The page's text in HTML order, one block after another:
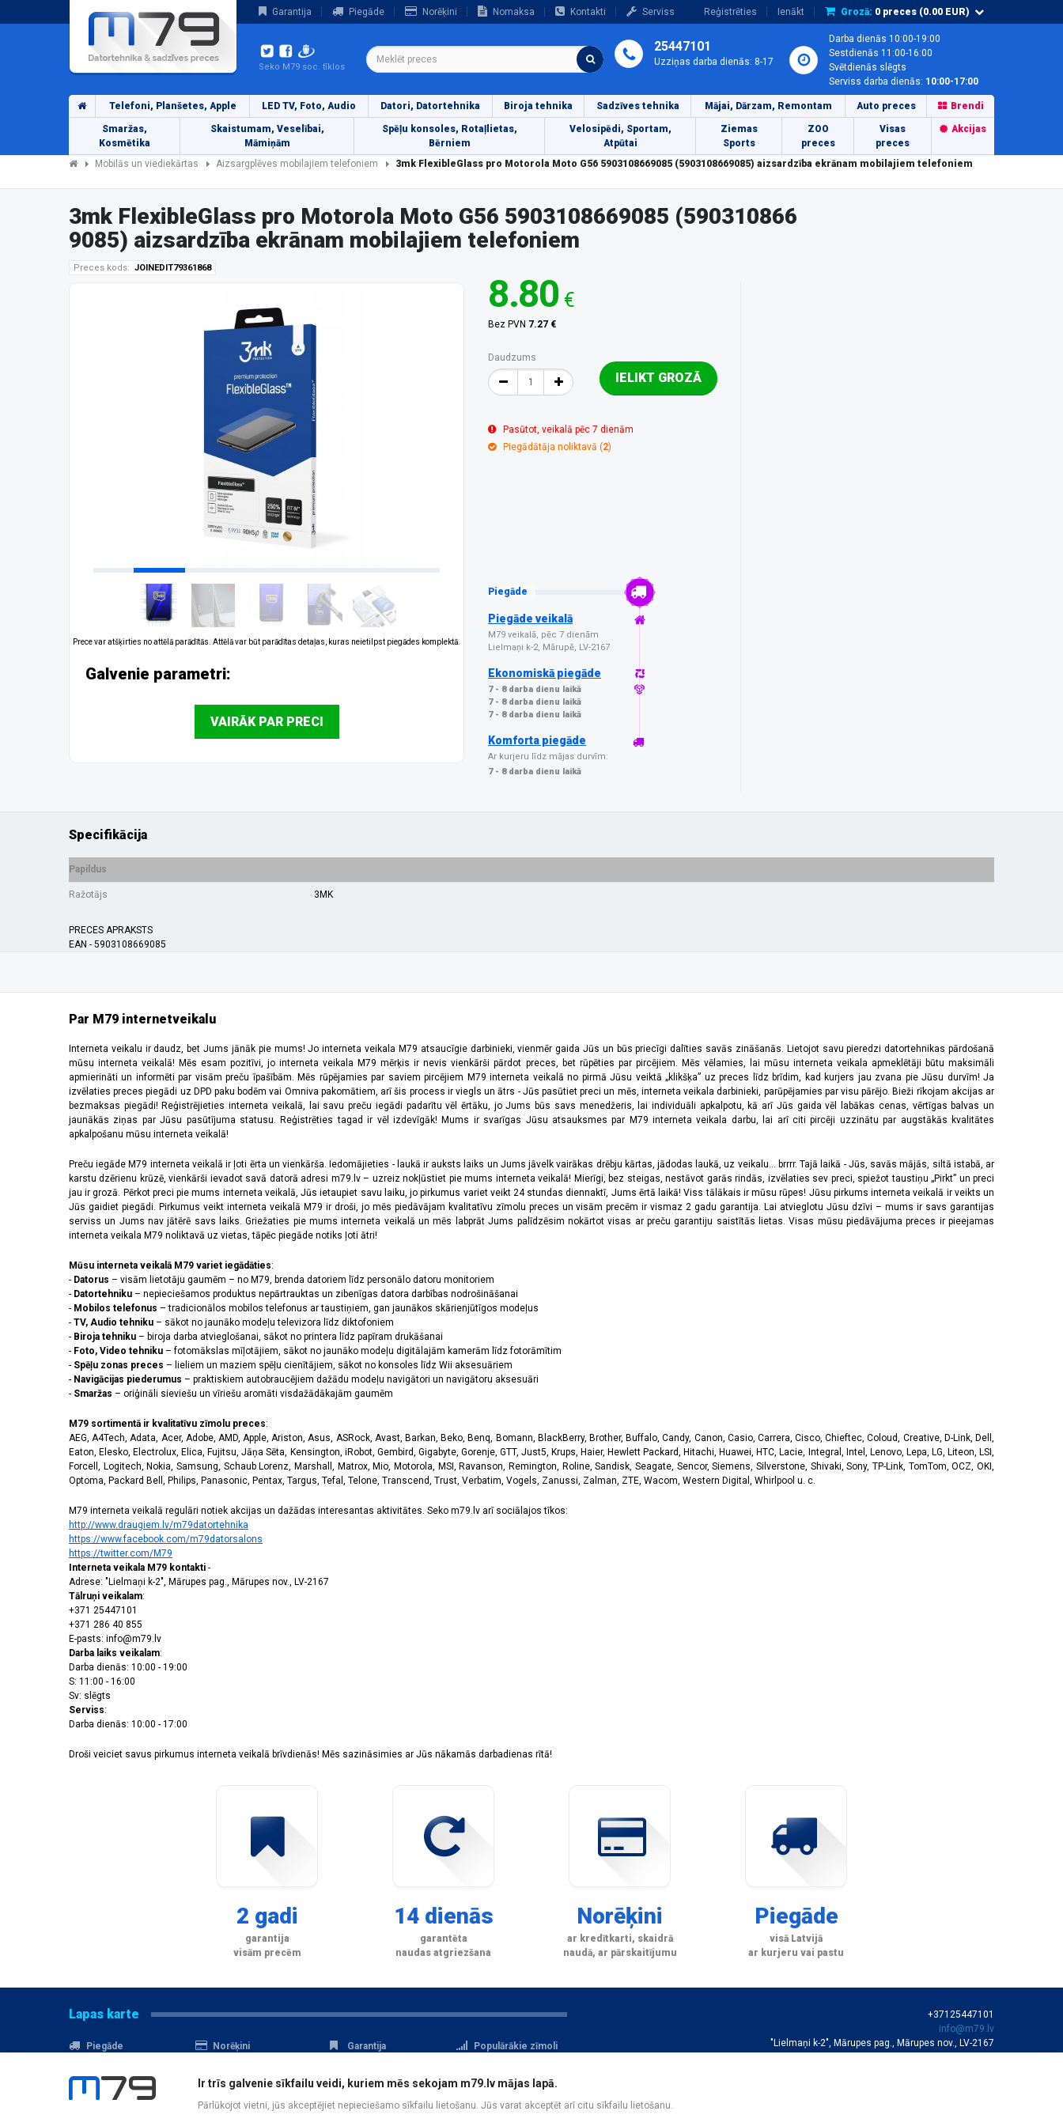
Garantija Piegāde Norēķini Nomaksa Kontakti Serviss Reģistrēties Ienākt Grozā: 0 preces (0.00 EUR)
Seko M79 soc. tīklos
25447101
Uzziņas darba dienās: 8-17
Darba dienās 10:00-19:00
Sestdienās 11:00-16:00
Svētdienās slēgts
Serviss darba dienās: 10:00-17:00
Telefoni, Planšetes, Apple LED TV, Foto, Audio Datori, Datortehnika Biroja tehnika Sadzīves tehnika Mājai, Dārzam, Remontam Auto preces Brendi
Smaržas,
Kosmētika
Skaistumam, Veselībai,
Māmiņām
Spēļu konsoles, Rotaļlietas,
Bērniem
Velosipēdi, Sportam,
Atpūtai
Ziemas
Sports
ZOO
preces
Visas
preces
Akcijas
Mobilās un viediekārtas Aizsargplēves mobilajiem telefoniem 3mk FlexibleGlass pro Motorola Moto G56 5903108669085 (5903108669085) aizsardzība ekrānam mobilajiem telefoniem
3mk FlexibleGlass pro Motorola Moto G56 5903108669085 (590310866
9085) aizsardzība ekrānam mobilajiem telefoniem
Preces kods: JOINEDIT79361868
Prece var atšķirties no attēlā parādītās. Attēlā var būt parādītas detaļas, kuras neietilpst piegādes komplektā.
Galvenie parametri:
VAIRĀK PAR PRECI
8.80 €
Bez PVN 7.27 €
Daudzums
IELIKT GROZĀ
Pasūtot, veikalā pēc 7 dienām
Piegādātāja noliktavā (2)
Piegāde
Piegāde veikalā
M79 veikalā, pēc 7 dienām
Lielmaņi k-2, Mārupē, LV-2167
Ekonomiskā piegāde
7 - 8 darba dienu laikā
7 - 8 darba dienu laikā
7 - 8 darba dienu laikā
Komforta piegāde
Ar kurjeru līdz mājas durvīm:
7 - 8 darba dienu laikā
Specifikācija
Papildus
Ražotājs 3MK
PRECES APRAKSTS
EAN - 5903108669085
Par M79 internetveikalu
Interneta veikalu ir daudz, bet Jums jānāk pie mums! Jo interneta veikala M79 atsaucīgie darbinieki, vienmēr gaida Jūs un būs priecīgi dalīties savās zināšanās. Lietojot savu pieredzi datortehnikas pārdošanā
mūsu interneta veikalā! Mēs esam pozitīvi, jo interneta veikala M79 mērķis ir nevis vienkārši pārdot preces, bet rūpēties par pircējiem. Mēs vēlamies, lai mūsu interneta veikala apmeklētāji būtu maksimāli
apmierināti un informēti par visām preču īpašībām. Mēs rūpējamies par saviem pircējiem M79 interneta veikalā no pirmā Jūsu veiktā „klikšķa” uz preces līdz brīdim, kad kurjers jau zvana pie Jūsu durvīm! Ja
izvēlaties preces piegādi uz DPD paku bodēm vai Omniva pakomātiem, arī šis process ir viegls un ātrs - Jūs pasūtiet preci un mēs, interneta veikala darbinieki, parūpējamies par visu pārējo. Bieži rīkojam akcijas ar
bezmaksas piegādi! Reģistrējieties interneta veikalā, lai savu preču iegādi padarītu vēl ērtāku, jo Jums būs savs menedžeris, lai individuāli apkalpotu, kā arī Jūs gaida vēl labākas cenas, vērtīgas balvas un
jaunākās ziņas par Jūsu pasūtījuma statusu. Reģistrēties tagad ir vēl izdevīgāk! Mums ir svarīgas Jūsu atsauksmes par M79 interneta veikala darbu, lai arī citi pircēji uzzinātu par augstākās kvalitātes
apkalpošanu mūsu interneta veikalā!
Preču iegāde M79 interneta veikalā ir ļoti ērta un vienkārša. Iedomājieties - laukā ir auksts laiks un Jums jāvelk vairākas drēbju kārtas, jādodas laukā, uz veikalu... brrrr. Tajā laikā - Jūs, savās mājās, siltā istabā, ar
karstu dzērienu krūzē, vienkārši ievadot savā datorā adresi m79.lv – uzreiz nokļūstiet pie mums interneta veikalā! Mierīgi, bez steigas, nestāvot garās rindās, izvēlaties sev preci, spiežot taustiņu „Pirkt” un preci
jau ir grozā. Pērkot preci pie mums interneta veikalā, Jūs ietaupiet savu laiku, jo pirkumus variet veikt 24 stundas diennaktī, Jums ērtā laikā! Viss tālākais ir mūsu rūpes! Jūsu pirkums interneta veikalā ir veikts un
Jūs gaidiet piegādi. Pirkumus veikt interneta veikalā M79 ir droši, jo mēs piedāvājam kvalitatīvu zīmolu preces un visām precēm ir vismaz 2 gadu garantija. Lai atvieglotu Jūsu dzīvi – mums ir savs garantijas
serviss un Jums nav jātērē savs laiks. Griežaties pie mums interneta veikalā un mēs labprāt Jums palīdzēsim nokārtot visas ar preču garantiju saistītās lietas. Visas mūsu piedāvājuma preces ir pieejamas
interneta veikala M79 noliktavā uz vietas, tāpēc piegāde notiks ļoti ātri!
Mūsu interneta veikalā M79 variet iegādāties:
- Datorus – visām lietotāju gaumēm – no M79, brenda datoriem līdz personālo datoru monitoriem
- Datortehniku – nepieciešamos produktus nepārtrauktas un zibenīgas datora darbības nodrošināšanai
- Mobilos telefonus – tradicionālos mobilos telefonus ar taustiņiem, gan jaunākos skārienjūtīgos modeļus
- TV, Audio tehniku – sākot no jaunāko modeļu televizora līdz diktofoniem
- Biroja tehniku – biroja darba atvieglošanai, sākot no printera līdz papīram drukāšanai
- Foto, Video tehniku – fotomākslas mīļotājiem, sākot no jaunāko modeļu digitālajām kamerām līdz fotorāmītim
- Spēļu zonas preces – lieliem un maziem spēļu cienītājiem, sākot no konsoles līdz Wii aksesuāriem
- Navigācijas piederumus – praktiskiem autobraucējiem dažādu modeļu navigātori un navigātoru aksesuāri
- Smaržas – oriģināli sieviešu un vīriešu aromāti visdažādākajām gaumēm
M79 sortimentā ir kvalitatīvu zīmolu preces:
AEG, A4Tech, Adata, Acer, Adobe, AMD, Apple, Ariston, Asus, ASRock, Avast, Barkan, Beko, Benq, Bomann, BlackBerry, Brother, Buffalo, Candy, Canon, Casio, Carrera, Cisco, Chieftec, Coloud, Creative, D-Link, Dell,
Eaton, Elesko, Electrolux, Elica, Fujitsu, Jāņa Sēta, Kensington, iRobot, Gembird, Gigabyte, Gorenje, GTT, Just5, Krups, Haier, Hewlett Packard, Hitachi, Huawei, HTC, Lacie, Integral, Intel, Lenovo, Lepa, LG, Liteon, LSI,
Forcell, Logitech, Nokia, Samsung, Schaub Lorenz, Marshall, Matrox, Mio, Motorola, MSI, Ravanson, Remington, Roline, Sandisk, Seagate, Sencor, Siemens, Silverstone, Shivaki, Sony, TP-Link, TomTom, OCZ, OKI,
Optoma, Packard Bell, Philips, Panasonic, Pentax, Targus, Tefal, Telone, Transcend, Trust, Verbatim, Vogels, Zanussi, Zalman, ZTE, Wacom, Western Digital, Whirlpool u. c.
M79 interneta veikalā regulāri notiek akcijas un dažādas interesantas aktivitātes. Seko m79.lv arī sociālajos tīkos:
http://www.draugiem.lv/m79datortehnika
https://www.facebook.com/m79datorsalons
https://twitter.com/M79
Interneta veikala M79 kontakti -
Adrese: "Lielmaņi k-2", Mārupes pag., Mārupes nov., LV-2167
Tālruņi veikalam:
+371 25447101
+371 286 40 855
E-pasts: info@m79.lv
Darba laiks veikalam:
Darba dienās: 10:00 - 19:00
S: 11:00 - 16:00
Sv: slēgts
Serviss:
Darba dienās: 10:00 - 17:00
Droši veiciet savus pirkumus interneta veikalā brīvdienās! Mēs sazināsimies ar Jūs nākamās darbadienas rītā!
2 gadi
garantija
visām precēm
14 dienās
garantēta
naudas atgriezšana
Norēķini
ar kredītkarti, skaidrā
naudā, ar pārskaitījumu
Piegāde
visā Latvijā
ar kurjeru vai pastu
Lapas karte
Piegāde
Norēķini
Akcijas
Serviss
Garantija
Populārākie zīmoli
Datu aizsardzība
Reģistrācija
+37125447101
info@m79.lv
"Lielmaņi k-2", Mārupes pag., Mārupes nov., LV-2167
Ir trīs galvenie sīkfailu veidi, kuriem mēs sekojam m79.lv mājas lapā.
Pārlūkojot vietni, jūs akceptējiet nepieciešamo sīkfailu lietošanu. Jūs varat akceptēt arī citu sīkfailu lietošanu.